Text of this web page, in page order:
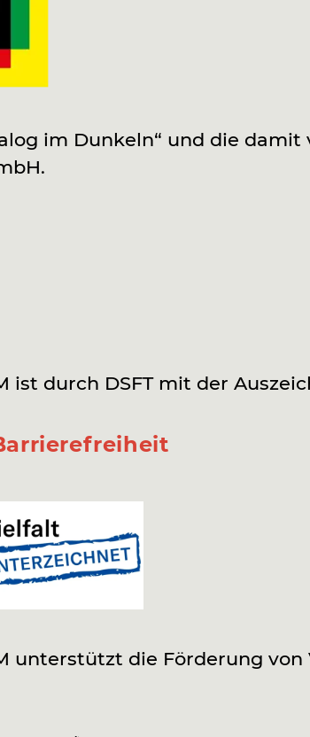
im Dunkeln“ und die
ist durch DSFT mit der
unterstützt die Förderung